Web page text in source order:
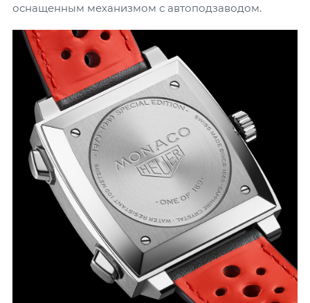
оснащенным механизмом с автоподзаводом.